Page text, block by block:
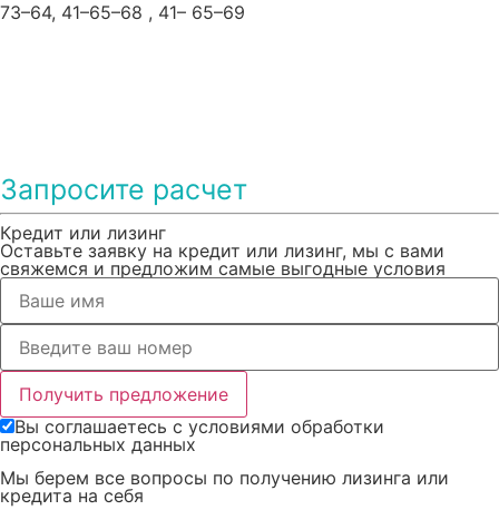
73–64, 41–65–68 , 41– 65–69
Запросите расчет
Кредит или лизинг
Оставьте заявку на кредит или лизинг, мы с вами
свяжемся и предложим самые выгодные условия
Получить предложение
Вы соглашаетесь с условиями обработки
персональных данных
Мы берем все вопросы по получению лизинга или
кредита на себя